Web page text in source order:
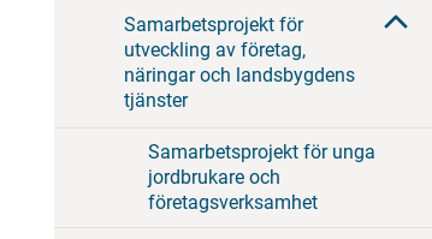
Samarbetsprojekt för
utveckling av företag,
näringar och landsbygdens
tjänster
Samarbetsprojekt för unga
jordbrukare och
företagsverksamhet